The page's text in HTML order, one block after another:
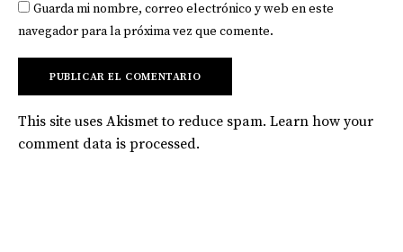
Guarda mi nombre, correo electrónico y web en este
navegador para la próxima vez que comente.
This site uses Akismet to reduce spam. Learn how your
comment data is processed.